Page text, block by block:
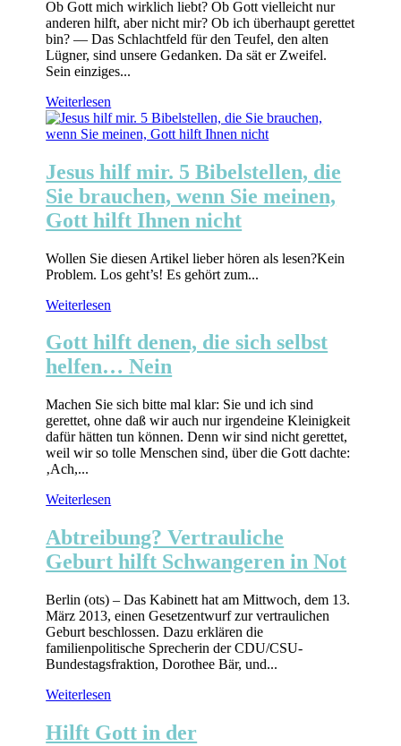
Ob Gott mich wirklich liebt? Ob Gott vielleicht nur
anderen hilft, aber nicht mir? Ob ich überhaupt gerettet
bin? — Das Schlachtfeld für den Teufel, den alten
Lügner, sind unsere Gedanken. Da sät er Zweifel.
Sein einziges...
Weiterlesen
Jesus hilf mir. 5 Bibelstellen, die
Sie brauchen, wenn Sie meinen,
Gott hilft Ihnen nicht
Wollen Sie diesen Artikel lieber hören als lesen?Kein
Problem. Los geht’s! Es gehört zum...
Weiterlesen
Gott hilft denen, die sich selbst
helfen… Nein
Machen Sie sich bitte mal klar: Sie und ich sind
gerettet, ohne daß wir auch nur irgendeine Kleinigkeit
dafür hätten tun können. Denn wir sind nicht gerettet,
weil wir so tolle Menschen sind, über die Gott dachte:
‚Ach,...
Weiterlesen
Abtreibung? Vertrauliche
Geburt hilft Schwangeren in Not
Berlin (ots) – Das Kabinett hat am Mittwoch, dem 13.
März 2013, einen Gesetzentwurf zur vertraulichen
Geburt beschlossen. Dazu erklären die
familienpolitische Sprecherin der CDU/CSU-
Bundestagsfraktion, Dorothee Bär, und...
Weiterlesen
Hilft Gott in der